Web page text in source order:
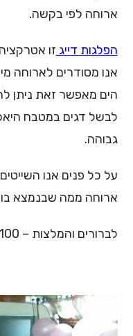
ארוחה לפי בקשה.
הפלגות דייג זו
אנו מסודרים לארוחה
הים מאפשר זאת ניתן
לבשל דגים במטבח
גבוהה.
על כל פנים אנו
ארוחה ממה שבנמצא
לברורים והמלצות – 054-47-87-100